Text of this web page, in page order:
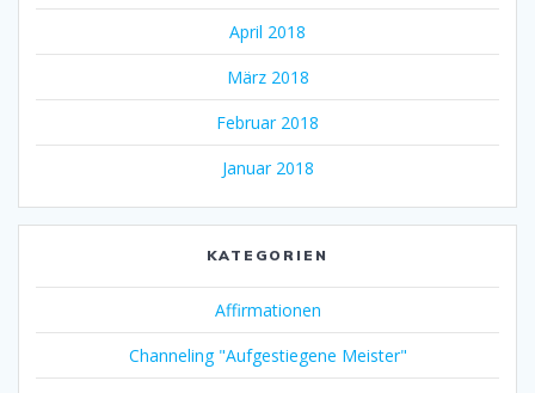
April 2018
März 2018
Februar 2018
Januar 2018
KATEGORIEN
Affirmationen
Channeling "Aufgestiegene Meister"